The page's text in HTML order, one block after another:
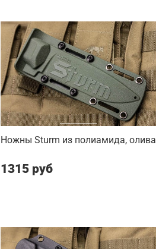
Ножны Sturm из полиамида, олива
1315 руб